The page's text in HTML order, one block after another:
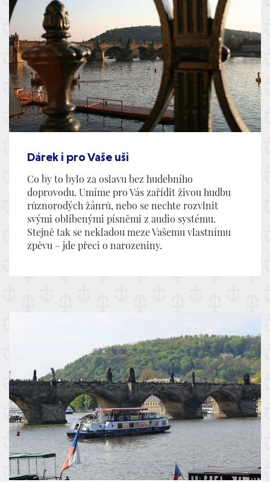
Dárek i pro Vaše uši
Co by to bylo za oslavu bez hudebního
doprovodu. Umíme pro Vás zařídit živou hudbu
různorodých žánrů, nebo se nechte rozvlnit
svými oblíbenými písněmi z audio systému.
Stejně tak se nekladou meze Vašemu vlastnímu
zpěvu – jde přeci o narozeniny.